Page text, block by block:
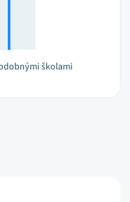
školami